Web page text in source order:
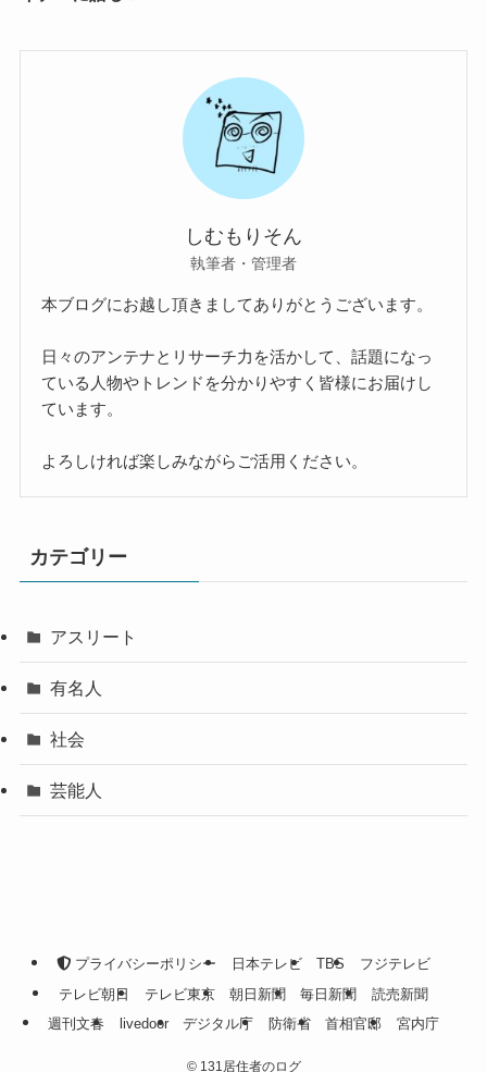
しむもりそん
執筆者・管理者
本ブログにお越し頂きましてありがとうございます。
日々のアンテナとリサーチ力を活かして、話題になっ
ている人物やトレンドを分かりやすく皆様にお届けし
ています。
よろしければ楽しみながらご活用ください。
カテゴリー
アスリート
有名人
社会
芸能人
プライバシーポリシー 日本テレビ TBS
フジテレビ
テレビ朝日
テレビ東京 朝日新聞 毎日新聞
読売新聞
週刊文春
livedoor デジタル庁 防衛省 首相官邸 宮内庁
©131居住者のログ